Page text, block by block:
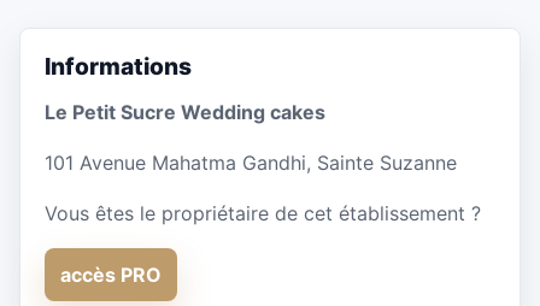
Informations
Le Petit Sucre Wedding cakes
101 Avenue Mahatma Gandhi, Sainte Suzanne
Vous êtes le propriétaire de cet établissement ?
accès PRO